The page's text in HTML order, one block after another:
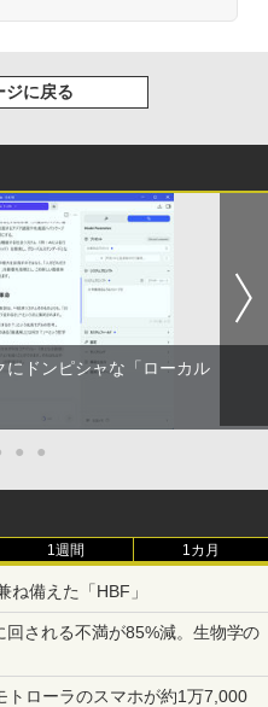
ジに戻る
にドンピシャな「ローカル
● ●
1週間 1カ月
ね備えた「HBF」
される不満が85%減。生物学の
トローラのスマホが約1万7,000